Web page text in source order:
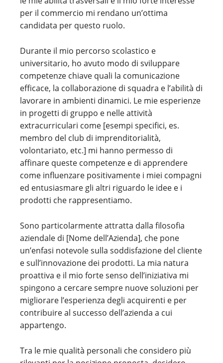
per il commercio mi rendano un’ottima
candidata per questo ruolo.
Durante il mio percorso scolastico e
universitario, ho avuto modo di sviluppare
competenze chiave quali la comunicazione
efficace, la collaborazione di squadra e l’abilità di
lavorare in ambienti dinamici. Le mie esperienze
in progetti di gruppo e nelle attività
extracurriculari come [esempi specifici, es.
membro del club di imprenditorialità,
volontariato, etc.] mi hanno permesso di
affinare queste competenze e di apprendere
come influenzare positivamente i miei compagni
ed entusiasmare gli altri riguardo le idee e i
prodotti che rappresentiamo.
Sono particolarmente attratta dalla filosofia
aziendale di [Nome dell’Azienda], che pone
un’enfasi notevole sulla soddisfazione del cliente
e sull’innovazione dei prodotti. La mia natura
proattiva e il mio forte senso dell’iniziativa mi
spingono a cercare sempre nuove soluzioni per
migliorare l’esperienza degli acquirenti e per
contribuire al successo dell’azienda a cui
appartengo.
Tra le mie qualità personali che considero più